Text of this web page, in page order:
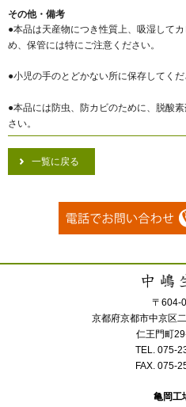
その他・備考
●本品は天産物につき性質上、吸湿して
め、保管には特にご注意ください。
●小児の手のとどかない所に保存してくだ
●本品には防虫、防カビのために、脱酸
さい。
一覧に戻る
〒604-
京都府京都市中京区
仁王門町
TEL. 075-
FAX. 075-
亀岡工